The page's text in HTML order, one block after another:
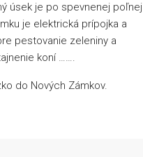
úsek je po spevnenej poľnej
je elektrická prípojka a
pestovanie zeleniny a
koní …….
do Nových Zámkov.